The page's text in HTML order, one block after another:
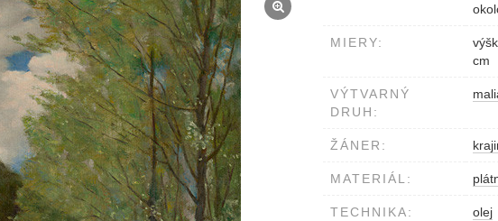
MIERY:
cm
VÝTVARNÝ
DRUH:
ŽÁNER:
MATERIÁL:
TECHNIKA: olej